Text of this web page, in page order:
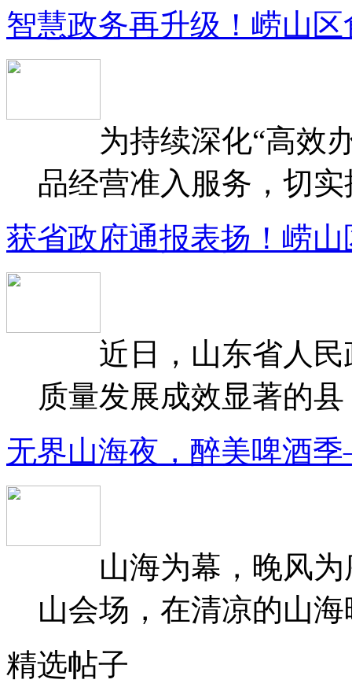
智慧政务再升级！崂山
为持续深化“高效办
品经营准入服务，切
获省政府通报表扬！崂
近日，山东省人民
质量发展成效显著的
无界山海夜，醉美啤酒
山海为幕，晚风为
山会场，在清凉的山
精选帖子